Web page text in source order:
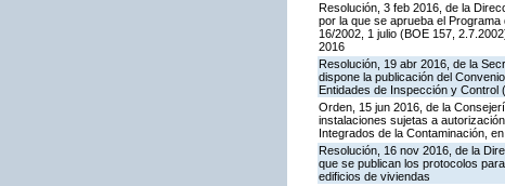
Resolución, 3 feb 2016, de la
por la que se aprueba el
16/2002, 1 julio (BOE 157,
2016
Resolución, 19 abr 2016, de la
dispone la publicación del
Entidades de Inspección y
Orden, 15 jun 2016, de la
instalaciones sujetas a
Integrados de la Contaminación,
Resolución, 16 nov 2016, de la
que se publican los protocolos
edificios de viviendas